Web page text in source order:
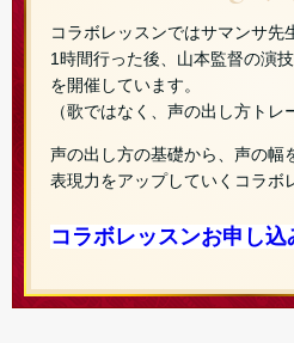
コラボレッスンではサマンサ先
1時間行った後、山本監督の演
を開催しています。
（歌ではなく、声の出し方トレ
声の出し方の基礎から、声の幅
表現力をアップしていくコラボ
コラボレッスンお申し込